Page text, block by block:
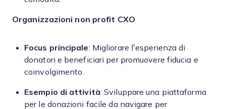
Organizzazioni non profit CXO
Focus principale: Migliorare l’esperienza di
donatori e beneficiari per promuovere fiducia e
coinvolgimento.
Esempio di attività: Sviluppare una piattaforma
per le donazioni facile da navigare per